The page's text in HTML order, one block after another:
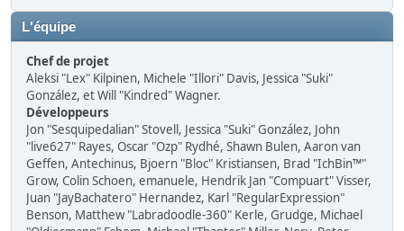
L'équipe
Chef de projet
Aleksi "Lex" Kilpinen, Michele "Illori" Davis, Jessica "Suki"
González, et Will "Kindred" Wagner.
Développeurs
Jon "Sesquipedalian" Stovell, Jessica "Suki" González, John
"live627" Rayes, Oscar "Ozp" Rydhé, Shawn Bulen, Aaron van
Geffen, Antechinus, Bjoern "Bloc" Kristiansen, Brad "IchBin™"
Grow, Colin Schoen, emanuele, Hendrik Jan "Compuart" Visser,
Juan "JayBachatero" Hernandez, Karl "RegularExpression"
Benson, Matthew "Labradoodle-360" Kerle, Grudge, Michael